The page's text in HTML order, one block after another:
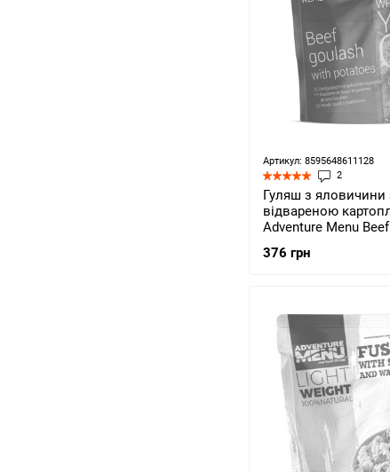
Артикул: 8595648611128
2
Гуляш з яловичини
відвареною
Adventure Menu
376 грн